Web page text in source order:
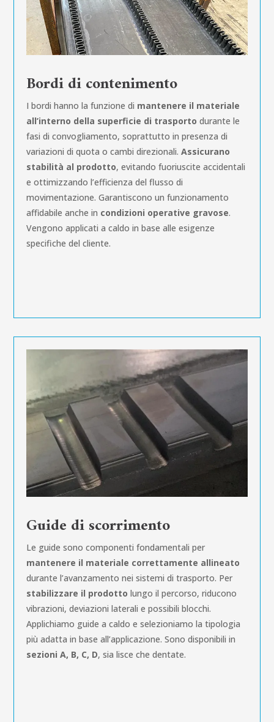
Bordi di contenimento
I bordi hanno la funzione di mantenere il materiale
all’interno della superficie di trasporto durante le
fasi di convogliamento, soprattutto in presenza di
variazioni di quota o cambi direzionali.Assicurano
stabilità al prodotto, evitando fuoriuscite accidentali
e ottimizzando l’efficienza del flusso di
movimentazione. Garantiscono un funzionamento
affidabile anche in condizioni operative gravose.
Vengono applicati a caldo in base alle esigenze
specifiche del cliente.
Guide di scorrimento
Le guide sono componenti fondamentali per
mantenere il materiale correttamente allineato
durante l’avanzamento nei sistemi di trasporto. Per
stabilizzare il prodotto lungo il percorso, riducono
vibrazioni, deviazioni laterali e possibili blocchi.
Applichiamo guide a caldo e selezioniamo la tipologia
più adatta in base all’applicazione. Sono disponibili in
sezioni A, B, C, D, sia lisce che dentate.